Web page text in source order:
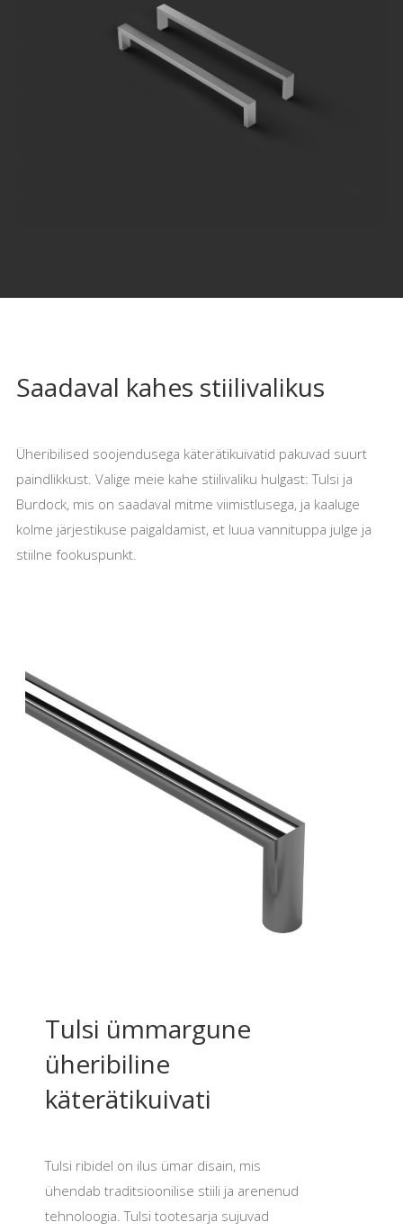
Saadaval kahes stiilivalikus
Üheribilised soojendusega käterätikuivatid pakuvad suurt
paindlikkust. Valige meie kahe stiilivaliku hulgast: Tulsi ja
Burdock, mis on saadaval mitme viimistlusega, ja kaaluge
kolme järjestikuse paigaldamist, et luua vannituppa julge ja
stiilne fookuspunkt.
Tulsi ümmargune
üheribiline
käterätikuivati
Tulsi ribidel on ilus ümar disain, mis
ühendab traditsioonilise stiili ja arenenud
tehnoloogia. Tulsi tootesarja sujuvad